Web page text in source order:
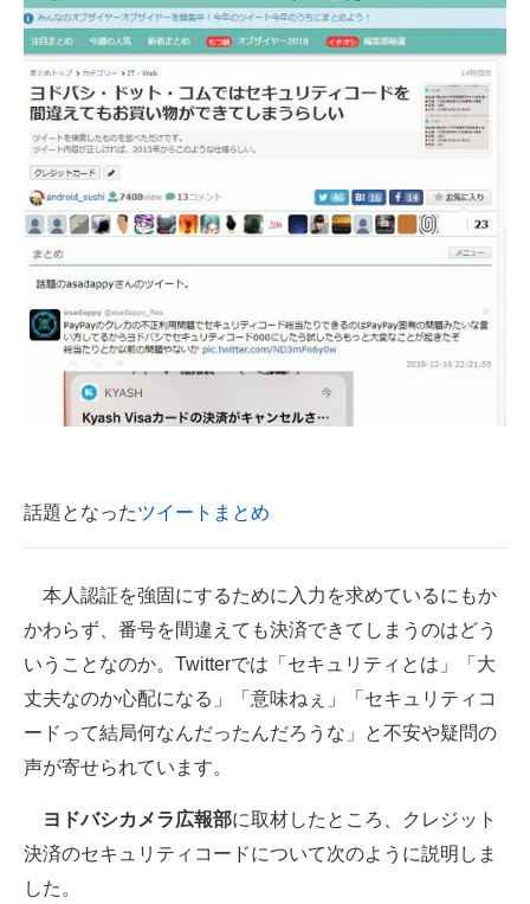
話題となったツイートまとめ
本人認証を強固にするために入力を求めているにもか
かわらず、番号を間違えても決済できてしまうのはどう
いうことなのか。Twitterでは「セキュリティとは」「大
丈夫なのか心配になる」「意味ねぇ」「セキュリティコ
ードって結局何なんだったんだろうな」と不安や疑問の
声が寄せられています。
ヨドバシカメラ広報部に取材したところ、クレジット
決済のセキュリティコードについて次のように説明しま
した。